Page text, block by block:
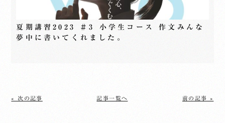
夏期講習2023 ＃3 小学生コース 作文みんな
夢中に書いてくれました。
« 次の記事 記事一覧へ 前の記事 »